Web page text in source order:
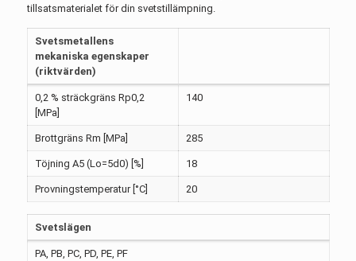
tillsatsmaterialet för din svetstillämpning.
Svetsmetallens
mekaniska egenskaper
(riktvärden)
0,2 % sträckgräns Rp0,2
[MPa]
140
Brottgräns Rm [MPa] 285
Töjning A5 (Lo=5d0) [%] 18
Provningstemperatur [°C] 20
Svetslägen
PA, PB, PC, PD, PE, PF